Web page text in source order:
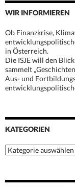
WIR INFORMIEREN
Ob Finanzkrise,
in Österreich.
Die ISJE will den
sammelt
Aus- und
KATEGORIEN
Kategorien